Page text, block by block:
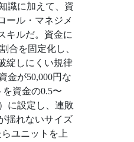
識に加えて、資
ール・マネジメ
キルだ。資金に
合を固定化し、
綻しにくい規律
金が50,000円な
資金の0.5〜
に設定し、連敗
揺れないサイズ
ユニットを上